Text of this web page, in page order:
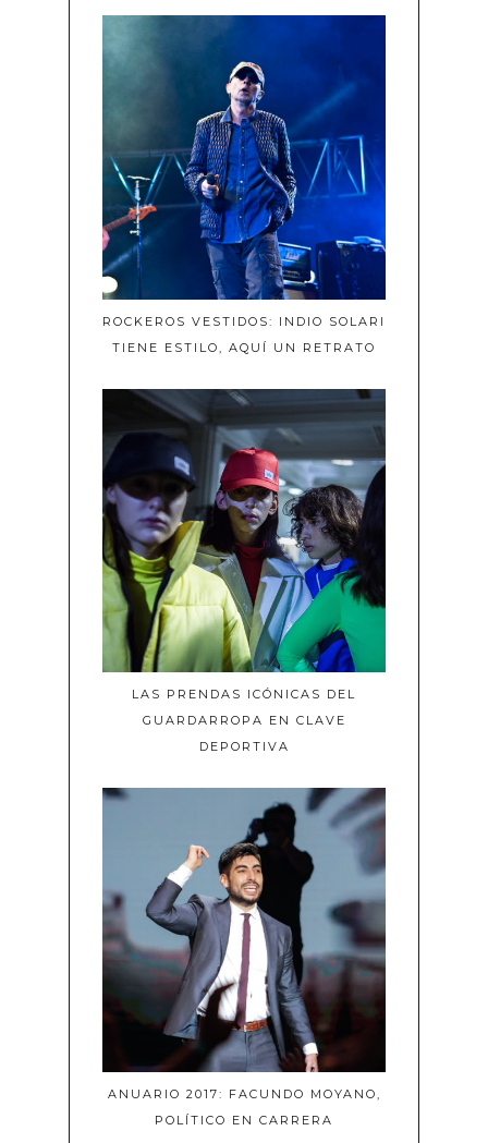
ROCKEROS VESTIDOS: INDIO SOLARI
TIENE ESTILO, AQUÍ UN RETRATO
LAS PRENDAS ICÓNICAS DEL
GUARDARROPA EN CLAVE
DEPORTIVA
ANUARIO 2017: FACUNDO MOYANO,
POLÍTICO EN CARRERA